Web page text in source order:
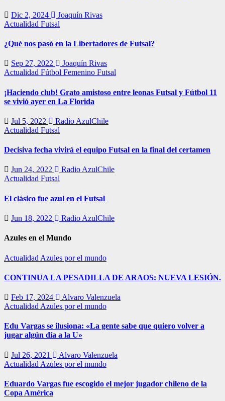
Dic 2, 2024
Joaquín Rivas
Actualidad Futsal
¿Qué nos pasó en la Libertadores de Futsal?
Sep 27, 2022
Joaquín Rivas
Actualidad Fútbol Femenino Futsal
¡Haciendo club! Grato amistoso entre leonas Futsal y Fútbol 11
se vivió ayer en La Florida
Jul 5, 2022
Radio AzulChile
Actualidad Futsal
Decisiva fecha vivirá el equipo Futsal en la final del certamen
Jun 24, 2022
Radio AzulChile
Actualidad Futsal
El clásico fue azul en el Futsal
Jun 18, 2022 Radio AzulChile
Azules en el Mundo
Actualidad Azules por el mundo
CONTINUA LA PESADILLA DE ARAOS: NUEVA LESIÓN.
Feb 17, 2024
Alvaro Valenzuela
Actualidad Azules por el mundo
Edu Vargas se ilusiona: «La gente sabe que quiero volver a
jugar algún día a la U»
Jul 26, 2021
Alvaro Valenzuela
Actualidad Azules por el mundo
Eduardo Vargas fue escogido el mejor jugador chileno de la
Copa América